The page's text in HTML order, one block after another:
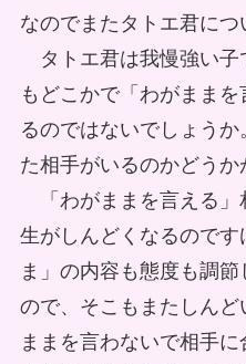
なのでまたタトエ君につ
タトエ君は我慢強い子
もどこかで「わがまま
るのではないでしょう
た相手がいるのかどうか
「わがままを言える」
生がしんどくなるのです
ま」の内容も態度も調
ので、そこもまたしん
ままを言わないで相手